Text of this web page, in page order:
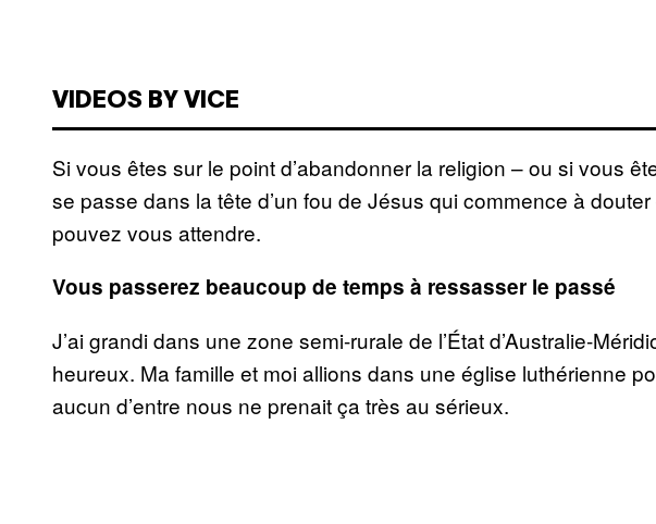
VIDEOS BY VICE
Si vous êtes sur le point d’abandonner la religion – ou si vous
se passe dans la tête d’un fou de Jésus qui commence à
pouvez vous attendre.
Vous passerez beaucoup de temps à ressasser le passé
J’ai grandi dans une zone semi-rurale de l’État d’Australie-
heureux. Ma famille et moi allions dans une église luthérienne
aucun d’entre nous ne prenait ça très au sérieux.